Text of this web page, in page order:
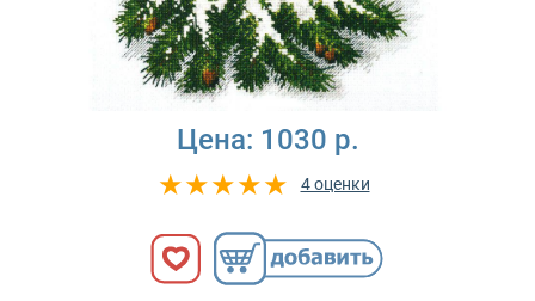
Цена: 1030 р.
4 оценки